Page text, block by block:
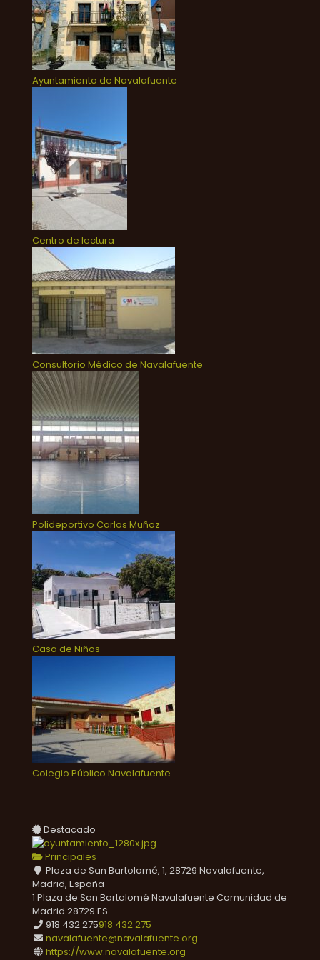
Ayuntamiento de Navalafuente
Centro de lectura
Consultorio Médico de Navalafuente
Polideportivo Carlos Muñoz
Casa de Niños
Colegio Público Navalafuente
Destacado
Principales
Plaza de San Bartolomé, 1, 28729 Navalafuente,
Madrid, España
1 Plaza de San Bartolomé Navalafuente Comunidad de
Madrid 28729 ES
918 432 275918 432 275
navalafuente@navalafuente.org
https://www.navalafuente.org